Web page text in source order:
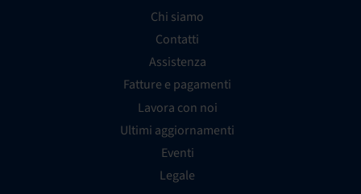
Chi siamo
Contatti
Assistenza
Fatture e pagamenti
Lavora con noi
Ultimi aggiornamenti
Eventi
Legale